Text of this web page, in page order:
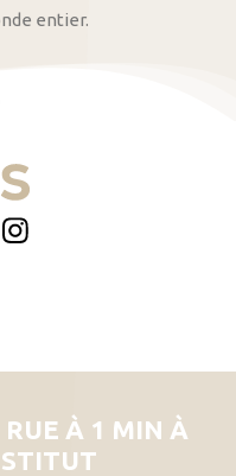
entier.
À 1 MIN À